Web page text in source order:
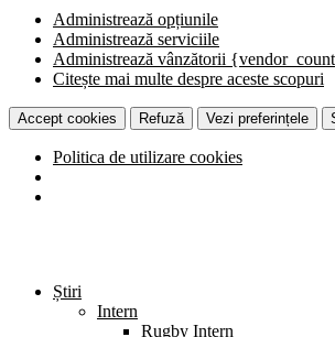
Administrează opțiunile
Administrează serviciile
Administrează vânzătorii
Citește mai multe despre aceste scopuri
Accept cookies Refuză Vezi preferințele
Politica de utilizare cookies
Știri
Intern
Rugby Intern